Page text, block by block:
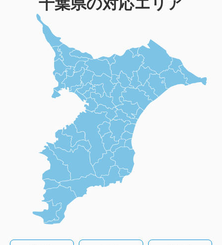
千葉県の対応エリア